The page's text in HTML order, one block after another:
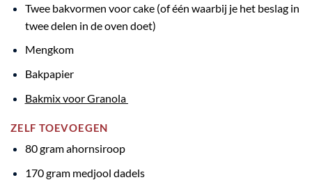
Twee bakvormen voor cake (of één waarbij je het beslag in
twee delen in de oven doet)
Mengkom
Bakpapier
Bakmix voor Granola
ZELF TOEVOEGEN
80 gram ahornsiroop
170 gram medjool dadels